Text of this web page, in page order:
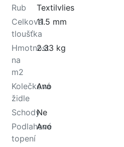
Rub
Textilvlies
Celková
tloušťka
11.5 mm
Hmotnost
na
m2
2.33 kg
Kolečková
židle
Ano
SchodyNe
Podlahové
topení
Ano